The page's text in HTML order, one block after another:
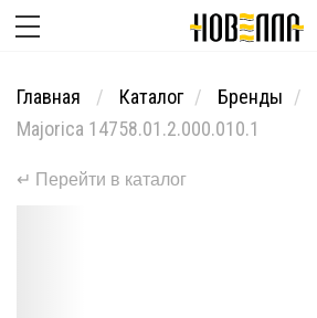
Главная Каталог Бренды
Majorica 14758.01.2.000.010.1
↵ Перейти в каталог